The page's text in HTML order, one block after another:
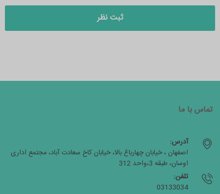
تماس با ما
آدرس:
اصفهان ، خیابان چهارباغ بالا، خیابان کاخ سعادت آباد، مجتمع اداری
اوسان، طبقه 3،واحد 312
تلفن:
03133034